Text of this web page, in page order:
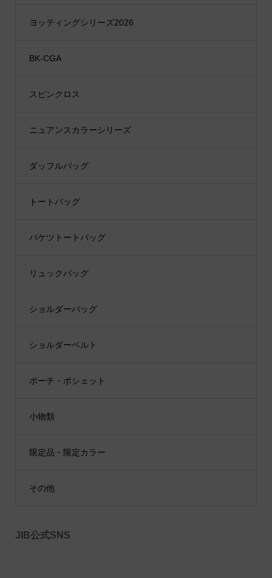
ヨッティングシリーズ2026
BK-CGA
スピンクロス
ニュアンスカラーシリーズ
ダッフルバッグ
トートバッグ
バケツトートバッグ
リュックバッグ
ショルダーバッグ
ショルダーベルト
ポーチ・ポシェット
小物類
限定品・限定カラー
その他
JIB公式SNS